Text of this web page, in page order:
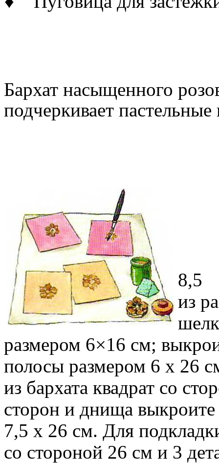
Бархат насыщенного
подчеркивает
8,5
из
размером 6×16 см;
полосы размером 6 х 26
из бархата квадрат со
сторон и днища выкроите
7,5 х 26 см. Для
со стороной 26 см и 3